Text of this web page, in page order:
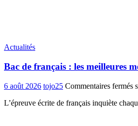
Actualités
Bac de français : les meilleures
6 août 2026 tojo25 Commentaires fermés
L’épreuve écrite de français inquiète